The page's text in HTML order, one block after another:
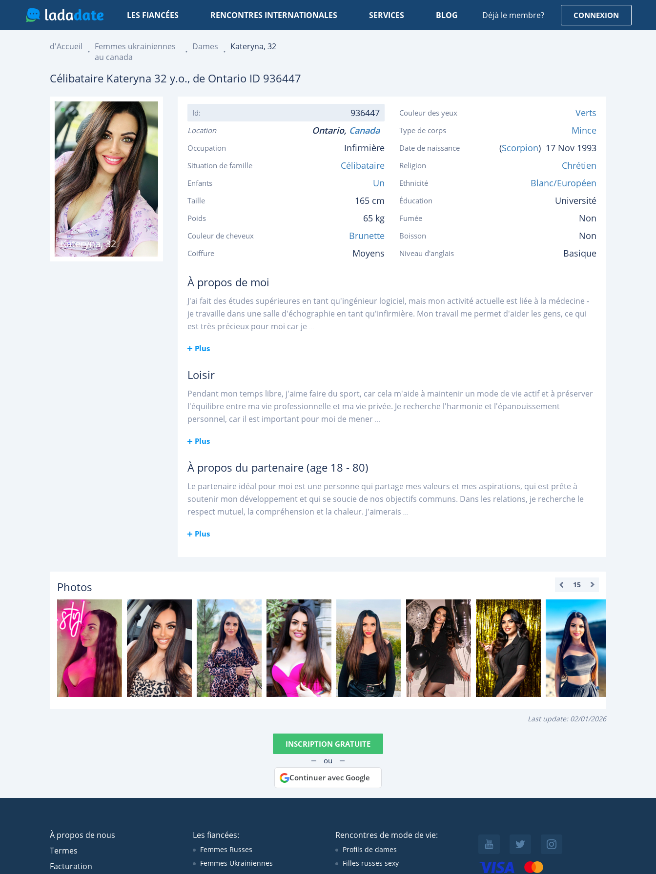
LES FIANCÉES RENCONTRES INTERNATIONALES SERVICES BLOG Déjà le membre? CONNEXION
d'Accueil
Femmes ukrainiennes
au canada
Dames Kateryna, 32
Célibataire Kateryna 32 y.o., de Ontario ID 936447
Kateryna,32
Id: 936447
Location Ontario, Canada
Occupation Infirmière
Situation de famille Célibataire
Enfants Un
Taille 165 cm
Poids 65 kg
Couleur de cheveux Brunette
Coiffure Moyens
Couleur des yeux Verts
Type de corps Mince
Date de naissance (Scorpion) 17 Nov 1993
Religion Chrétien
Ethnicité Blanc/Européen
Éducation Université
Fumée Non
Boisson Non
Niveau d'anglais Basique
À propos de moi
J'ai fait des études supérieures en tant qu'ingénieur logiciel, mais mon activité actuelle est liée à la médecine -
je travaille dans une salle d'échographie en tant qu'infirmière. Mon travail me permet d'aider les gens, ce qui
est très précieux pour moi car je ...
Plus
Loisir
Pendant mon temps libre, j'aime faire du sport, car cela m'aide à maintenir un mode de vie actif et à préserver
l'équilibre entre ma vie professionnelle et ma vie privée. Je recherche l'harmonie et l'épanouissement
personnel, car il est important pour moi de mener...
Plus
À propos du partenaire (age 18 - 80)
Le partenaire idéal pour moi est une personne qui partage mes valeurs et mes aspirations, qui est prête à
soutenir mon développement et qui se soucie de nos objectifs communs. Dans les relations, je recherche le
respect mutuel, la compréhension et la chaleur. J'aimerais ...
Plus
Photos 15
Last update: 02/01/2026
INSCRIPTION GRATUITE
ou
Continuer avec Google
À propos de nous
Termes
Facturation
Les fiancées:
Femmes Russes
Femmes Ukrainiennes
Rencontres de mode de vie:
Profils de dames
Filles russes sexy